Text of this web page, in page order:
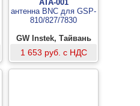
ATA-001
антенна BNC для GSP-
810/827/7830
GW Instek, Тайвань
1 653 руб. с НДС